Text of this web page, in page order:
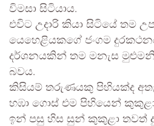
විමසා සිටියාය.
එවිට උදාරි කියා සිටියේ තම
යෙහෙළියකගේ ජංගම
දර්ශනයකින් තම මනැස
බවය.
කිසියම් තරුණයකු පිහියක්ද
හඹා ගොස් එම පිහියෙන්
ඉන් පසු හිස සුන් කුකුළා තවත්